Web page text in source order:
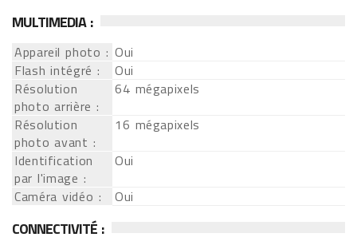
MULTIMEDIA :
Appareil photo : Oui
Flash intégré :
Oui
Résolution
photo arrière :
64 mégapixels
Résolution
photo avant :
16 mégapixels
Identification
par l'image :
Oui
Caméra vidéo :
Oui
CONNECTIVITÉ :